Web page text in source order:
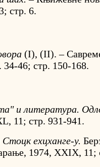
стр. 6.
(I), (II). –
46; стр. 150-168.
и литература.
11; стр. 931-941.
еxцханге-у.
1974, XXIX, 11;